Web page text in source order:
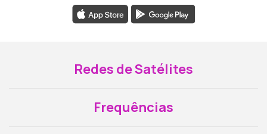
Redes de Satélites
Frequências